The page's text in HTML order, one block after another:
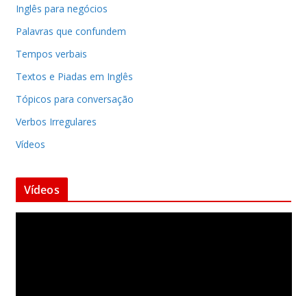
Inglês para negócios
Palavras que confundem
Tempos verbais
Textos e Piadas em Inglês
Tópicos para conversação
Verbos Irregulares
Vídeos
Vídeos